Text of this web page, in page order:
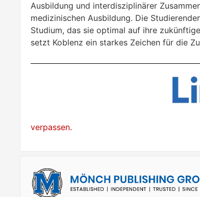
Ausbildung und interdisziplinärer
medizinischen Ausbildung. Die
Studium, das sie optimal auf ihre
setzt Koblenz ein starkes Zeichen für die
Klicken Sie hier und
verpassen.